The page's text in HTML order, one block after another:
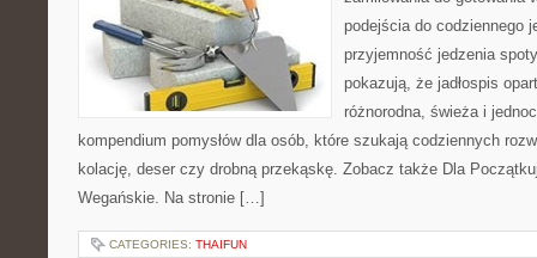
podejścia do codziennego
przyjemność jedzenia
pokazują, że jadłospis
różnorodna, świeża i
kompendium pomysłów dla osób, które szukają codziennych
kolację, deser czy drobną przekąskę. Zobacz także Dla
Wegańskie. Na stronie […]
CATEGORIES: THAIFUN